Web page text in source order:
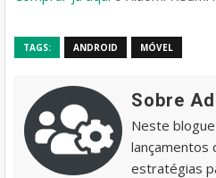
TAGS: ANDROID MÓVEL
Sobre
Neste
lançamentos
estratégias